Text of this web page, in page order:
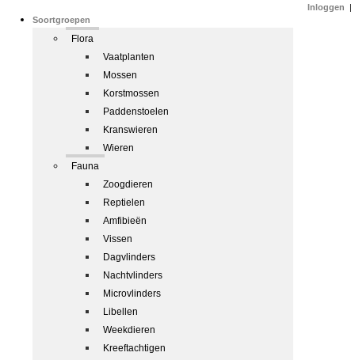
Soortgroepen
Flora
Vaatplanten
Mossen
Korstmossen
Paddenstoelen
Kranswieren
Wieren
Fauna
Zoogdieren
Reptielen
Amfibieën
Vissen
Dagvlinders
Nachtvlinders
Microvlinders
Libellen
Weekdieren
Kreeftachtigen
Inloggen |